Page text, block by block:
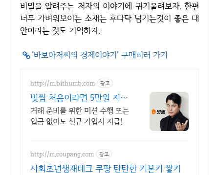
비밀을 알려주는 저자의 이야기에 귀기울려보자. 한편
너무 가벼워보이는 소재는 후다닥 넘기는것이 좋은 대
안이라는 것도 기억하자.
'바보아저씨의 경제이야기' 구매히러 가기
http://m.bithumb.com 광고
빗썸 처음이라면 5만원 지급
신규 가입 시 5만원 혜택
거래 준비를 위한 미션 수행 또는
입금 없이도 신규 가입시 지급!
http://m.coupang.com 광고
사회초년생재테크 쿠팡 탄탄한 기본기 쌓기